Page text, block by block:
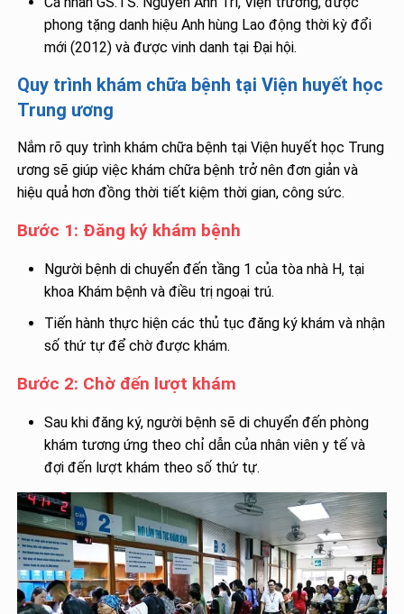
phong tặng danh hiệu Anh hùng Lao động thời kỳ đổi
mới (2012) và được vinh danh tại Đại hội.
Quy trình khám chữa bệnh tại Viện huyết học
Trung ương
Nắm rõ quy trình khám chữa bệnh tại Viện huyết học Trung
ương sẽ giúp việc khám chữa bệnh trở nên đơn giản và
hiệu quả hơn đồng thời tiết kiệm thời gian, công sức.
Bước 1: Đăng ký khám bệnh
Người bệnh di chuyển đến tầng 1 của tòa nhà H, tại
khoa Khám bệnh và điều trị ngoại trú.
Tiến hành thực hiện các thủ tục đăng ký khám và nhận
số thứ tự để chờ được khám.
Bước 2: Chờ đến lượt khám
Sau khi đăng ký, người bệnh sẽ di chuyển đến phòng
khám tương ứng theo chỉ dẫn của nhân viên y tế và
đợi đến lượt khám theo số thứ tự.